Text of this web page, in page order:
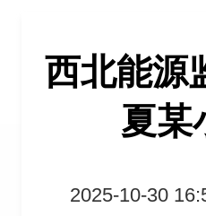
西北能源
夏某
2025-10-30